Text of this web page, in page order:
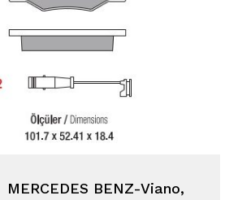
MERCEDES BENZ-Viano,